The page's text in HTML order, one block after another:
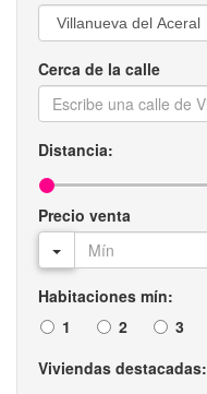
Cerca de la calle
Distancia:
Precio venta
Habitaciones mín:
1
2 3
Viviendas destacadas: